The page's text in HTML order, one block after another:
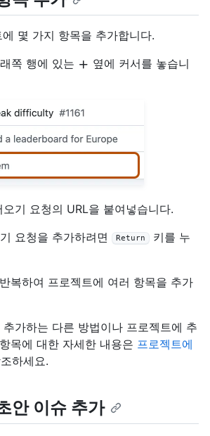
몇 가지 항목을 추가합니다.
쪽 행에 있는
옆에 커서를 놓습니
기 요청의 URL을 붙여넣습니다.
요청을 추가하려면
Return
키를 누
복하여 프로젝트에 여러 항목을 추가
가하는 다른 방법이나 프로젝트에 추
목에 대한 자세한 내용은 프로젝트에
하세요.
안 이슈 추가